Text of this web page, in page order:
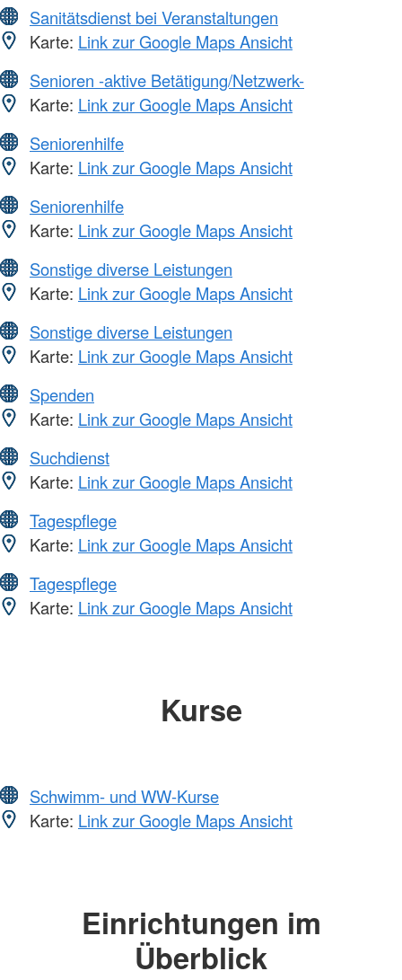
Sanitätsdienst bei Veranstaltungen
Karte: Link zur Google Maps Ansicht
Senioren -aktive Betätigung/Netzwerk-
Karte: Link zur Google Maps Ansicht
Seniorenhilfe
Karte: Link zur Google Maps Ansicht
Seniorenhilfe
Karte: Link zur Google Maps Ansicht
Sonstige diverse Leistungen
Karte: Link zur Google Maps Ansicht
Sonstige diverse Leistungen
Karte: Link zur Google Maps Ansicht
Spenden
Karte: Link zur Google Maps Ansicht
Suchdienst
Karte: Link zur Google Maps Ansicht
Tagespflege
Karte: Link zur Google Maps Ansicht
Tagespflege
Karte: Link zur Google Maps Ansicht
Kurse
Schwimm- und WW-Kurse
Karte: Link zur Google Maps Ansicht
Einrichtungen im
Überblick